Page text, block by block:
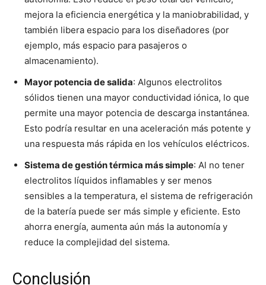
mejora la eficiencia energética y la maniobrabilidad, y
también libera espacio para los diseñadores (por
ejemplo, más espacio para pasajeros o
almacenamiento).
Mayor potencia de salida: Algunos electrolitos
sólidos tienen una mayor conductividad iónica, lo que
permite una mayor potencia de descarga instantánea.
Esto podría resultar en una aceleración más potente y
una respuesta más rápida en los vehículos eléctricos.
Sistema de gestión térmica más simple: Al no tener
electrolitos líquidos inflamables y ser menos
sensibles a la temperatura, el sistema de refrigeración
de la batería puede ser más simple y eficiente. Esto
ahorra energía, aumenta aún más la autonomía y
reduce la complejidad del sistema.
Conclusión